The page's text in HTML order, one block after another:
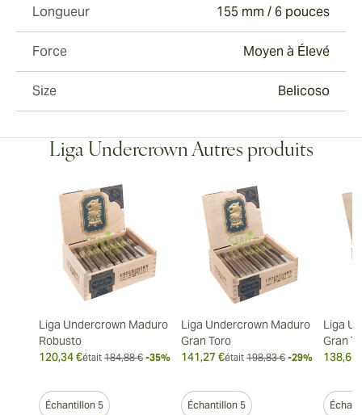
Longueur 155 mm / 6 pouces
Force Moyen à Élevé
Size Belicoso
Liga Undercrown Autres produits
Liga Undercrown Maduro
Robusto
120,34 €était 184,88 € -35%
Échantillon 5
Liga Undercrown Maduro
Gran Toro
141,27 €était 198,83 € -29%
Échantillon 5
Liga
Gran
138,66